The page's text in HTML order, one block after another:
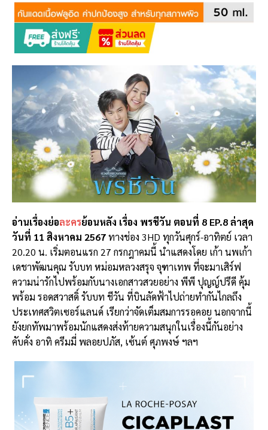
อ่านเรื่องย่อละครย้อนหลัง เรื่อง พรชีวัน ตอนที่ 8 EP.8 ล่าสุด
วันที่ 11 สิงหาคม 2567ทางช่อง 3HD ทุกวันศุกร์-อาทิตย์ เวลา
20.20 น. เริ่มตอนแรก 27 กรกฎาคมนี้ นำแสดงโดย เก้า นพเก้า
เดชาพัฒนคุณ รับบท หม่อมหลวงสรุจ จุฑาเทพ ที่จะมาเสิร์ฟ
ความน่ารักไปพร้อมกับนางเอกสาวสวยอย่าง พีพี ปุญญ์ปรีดี คุ้ม
พร้อม รอดสวาสดิ์ รับบท ชีวัน ที่บินลัดฟ้าไปถ่ายทำกันไกลถึง
ประเทศสวิตเซอร์แลนด์ เรียกว่าจัดเต็มสมการรอคอย นอกจากนี้
ยังยกทัพมาพร้อมนักแสดงส่งท้ายความสนุกในเรื่องนี้กันอย่าง
คับคั่ง อาทิ ครีมมี่ พลอยปภัส, เซ้นต์ ศุภพงษ์ ฯลฯ